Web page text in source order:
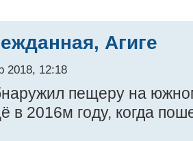
Агиге
2018, 12:18
пещеру на
в 2016м году, когда